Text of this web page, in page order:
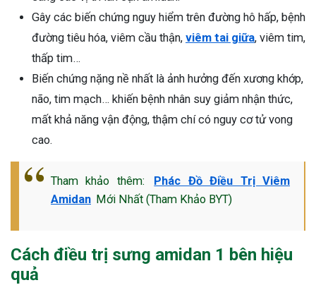
Gây các biến chứng nguy hiểm trên đường hô hấp, bệnh
đường tiêu hóa, viêm cầu thận, viêm tai giữa, viêm tim,
thấp tim…
Biến chứng nặng nề nhất là ảnh hưởng đến xương khớp,
não, tim mạch… khiến bệnh nhân suy giảm nhận thức,
mất khả năng vận động, thậm chí có nguy cơ tử vong
cao.
Tham khảo thêm:
Phác Đồ Điều Trị Viêm
Amidan Mới Nhất (Tham Khảo BYT)
Cách điều trị sưng amidan 1 bên hiệu
quả